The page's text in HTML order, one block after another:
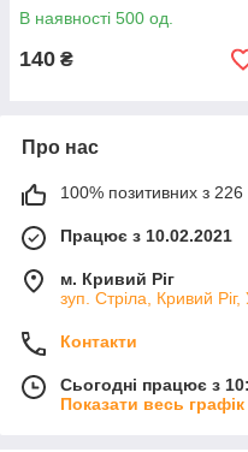
В наявності 500 од.
140 ₴
Про нас
100% позитивних з 226
Працює з 10.02.2021
м. Кривий Ріг
зуп. Стріла, Кривий Ріг,
Контакти
Сьогодні працює з
Показати весь